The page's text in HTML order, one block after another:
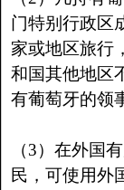
门特别行政区
家或地区旅行
和国其他地区
有葡萄牙的领
（3）在外国
民，可使用外